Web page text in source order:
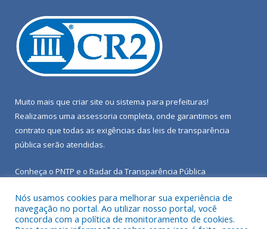
Muito mais que criar site ou sistema para prefeituras!
Realizamos uma assessoria completa, onde garantimos em
contrato que todas as exigências das leis de transparência
pública serão atendidas.
Conheça o PNTP e o Radar da Transparência Pública
Nós usamos cookies para melhorar sua experiência de
navegação no portal. Ao utilizar nosso portal, você
concorda com a política de monitoramento de cookies.